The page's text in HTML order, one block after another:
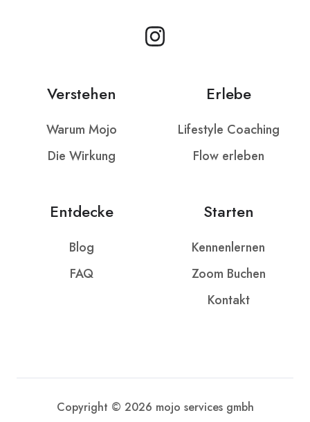
Verstehen
Warum Mojo
Die Wirkung
Erlebe
Lifestyle Coaching
Flow erleben
Entdecke
Blog
FAQ
Starten
Kennenlernen
Zoom Buchen
Kontakt
Copyright © 2026 mojo services gmbh